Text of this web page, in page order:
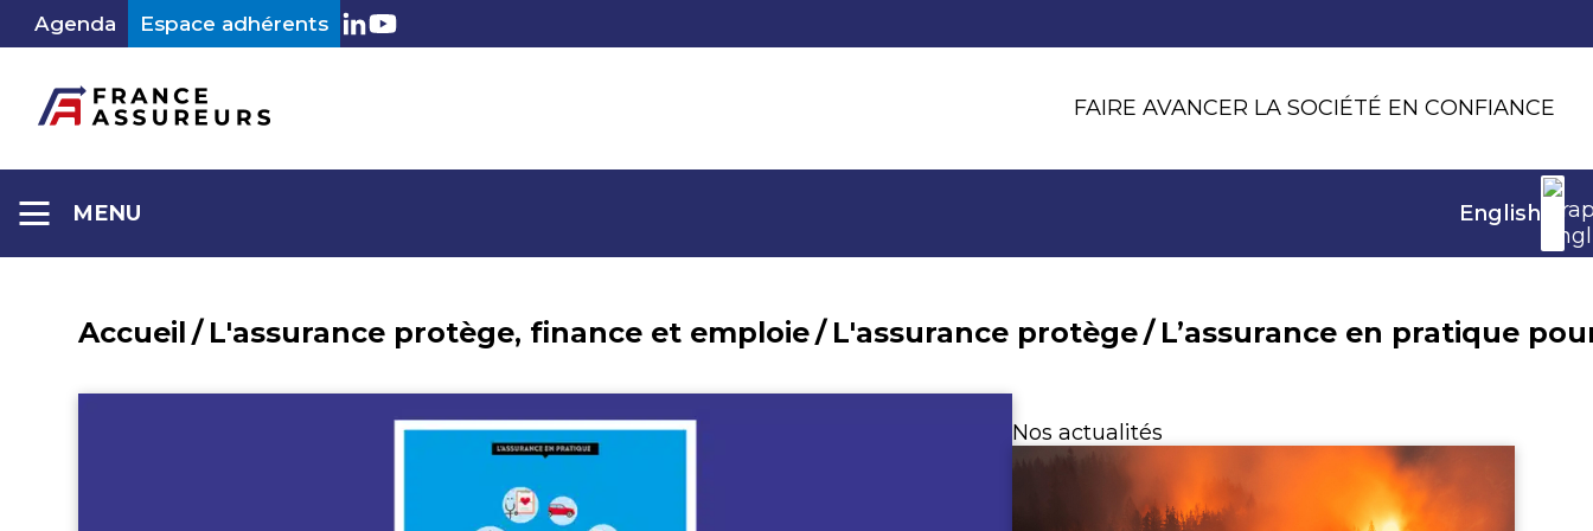
AllerAgenda Espace adhérents LinkedIn
Youtube
FAIRE AVANCER LA SOCIÉTÉ EN CONFIANCE
MENU English
Accueil / L'assurance protège, finance et emploie/ L'assurance protège/ L’assurance en pratique
Nos actualités